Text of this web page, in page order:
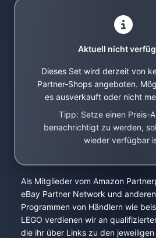
Aktuell nicht
Dieses Set wird derzeit von
Partner-Shops angeboten.
es ausverkauft oder nicht
Tipp: Setze einen Preis-
benachrichtigt zu werden,
wieder verfügbar
Als Mitglieder vom Amazon
eBay Partner Network und
Programmen von Händlern wie
LEGO verdienen wir an
die ihr über Links zu den